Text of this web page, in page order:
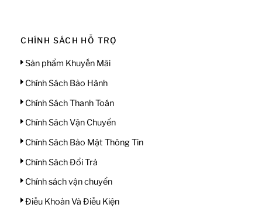
CHÍNH SÁCH HỖ TRỢ
Sản phẩm Khuyến Mãi
Chính Sách Bảo Hành
Chính Sách Thanh Toán
Chính Sách Vận Chuyển
Chính Sách Bảo Mật Thông Tin
Chính Sách Đổi Trả
Chính sách vận chuyển
Điều Khoản Và Điều Kiện